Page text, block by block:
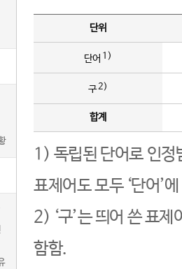
단위
단어 1)
구2)
합계
1) 독립된 단어로 인정
표제어도 모두 ‘단어’
2) ‘구’는 띄어 쓴 표
함함.